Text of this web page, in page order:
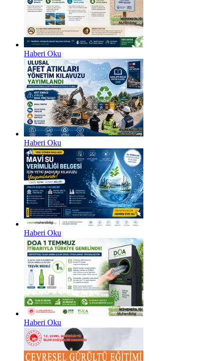
Haberi Oku
Haberi Oku
Haberi Oku
Haberi Oku